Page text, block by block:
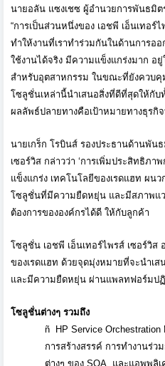
นายอลัน แซงเชซ ผู้อำนวยการพันธมิต
“การเป็นส่วนหนึ่งของ เอชพี เอ็นเทอร์
ทำให้งานที่เราทำร่วมกันในด้านการออ
ใช้งานได้จริง มีความแข็งแกร่งมาก อ
สำหรับอุตสาหกรรม ในขณะที่ยังควบคุ
โซลูชั่นเหล่านี้นำเสนอสิ่งที่ดีที่สุดให้กับ
ผลลัพธ์ปลายทางคือเป้าหมายทางธุรกิ
นายเกร็ก โรบินส์ รองประธานด้านพัน
เซอร์วิส กล่าวว่า ‘การเพิ่มประสิทธิภา
แข็งแกร่ง เทคโนโลยีของเรดแฮท ผน
โซลูชั่นที่มีความยืดหยุ่น และมีสภาพแ
ต้องการขององค์กรได้ดี ให้กับลูกค้า
โซลูชั่น เอชพี เอ็นเทอร์ไพรส์ เซอร์วิ
ของเรดแฮท ด้วยจุดมุ่งหมายที่จะนำเส
และมีความยืดหยุ่น ผ่านแพลทฟอร์มปฏิ
โซลูชั่นต่างๆ รวมถึง
ñ
HP Service Orchestration
การสร้างสรรค์ การทำงานร่
ต่างๆ ของ SOA และแอพพลิ